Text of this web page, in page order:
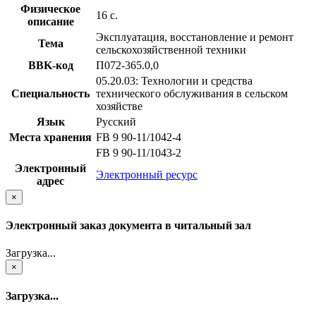
Физическое
описание
16 с.
Тема
Эксплуатация, восстановление и ремонт
сельскохозяйственной техники
BBK-код
П072-365.0,0
Специальность
05.20.03: Технологии и средства
технического обслуживания в сельском
хозяйстве
Язык
Русский
Места хранения FB 9 90-11/1042-4
FB 9 90-11/1043-2
Электронный
адрес
Электронный ресурс
×
Электронный заказ документа в читальный зал
Загрузка...
×
Загрузка...